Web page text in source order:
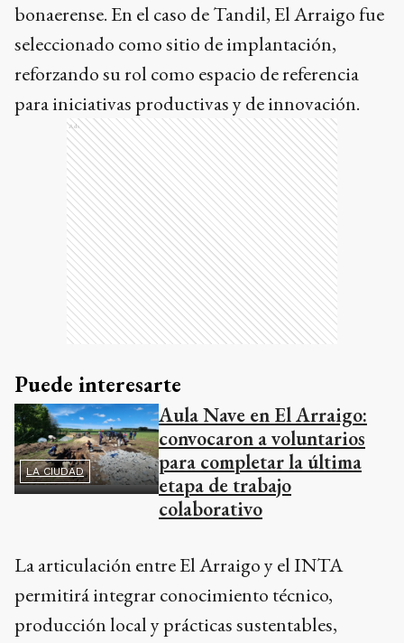
bonaerense. En el caso de Tandil, El Arraigo fue
seleccionado como sitio de implantación,
reforzando su rol como espacio de referencia
para iniciativas productivas y de innovación.
Ads
Puede interesarte
LA CIUDAD
Aula Nave en El Arraigo:
convocaron a voluntarios
para completar la última
etapa de trabajo
colaborativo
La articulación entre El Arraigo y el INTA
permitirá integrar conocimiento técnico,
producción local y prácticas sustentables,